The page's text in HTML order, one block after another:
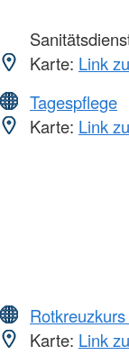
Karte: Link
Tagespflege
Karte: Link
Karte: Link